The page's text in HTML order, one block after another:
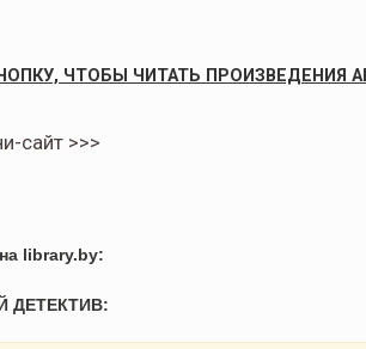
ЧТОБЫ ЧИТАТЬ ПРОИЗВЕДЕНИЯ
library.by:
ДЕТЕКТИВ: